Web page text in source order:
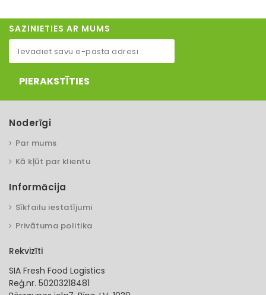
SAZINIETIES AR MUMS
PIERAKSTĪTIES
Noderīgi
Par mums
Kā kļūt par klientu
Informācija
Sīkfailu iestatījumi
Privātuma politika
Rekvizīti
SIA Fresh Food Logistics
Reģ.nr. 50203218481